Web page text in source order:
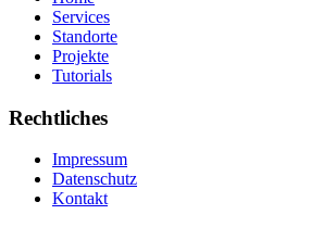
Services
Standorte
Projekte
Tutorials
Rechtliches
Impressum
Datenschutz
Kontakt